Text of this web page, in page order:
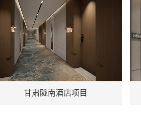
地址：甘肃陇南甘肃陇南酒店项目